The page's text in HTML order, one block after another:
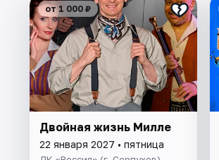
от 1 000 ₽
Двойная жизнь Милле
22 января 2027 • пятница